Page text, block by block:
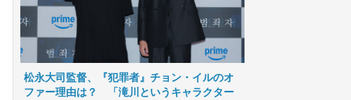
松永大司監督、『犯罪者』チョン・イルのオ
ファー理由は？ 「滝川というキャラクター